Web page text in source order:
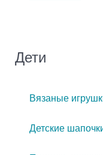
Дети
Вязаные
Детские